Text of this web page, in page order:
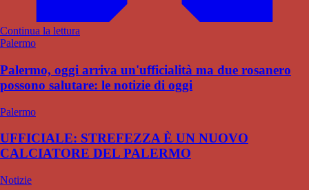
Continua la lettura
Palermo
Palermo, oggi arriva un'ufficialità ma due rosanero
possono salutare: le notizie di oggi
Palermo
UFFICIALE: STREFEZZA È UN NUOVO
CALCIATORE DEL PALERMO
Notizie